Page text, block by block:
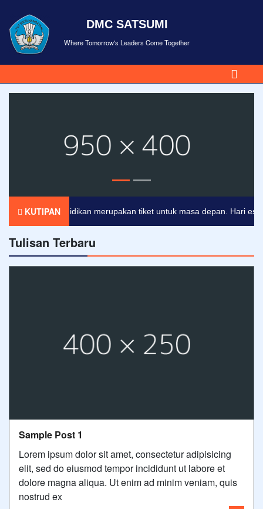
DMC SATSUMI
Where Tomorrow's Leaders Come Together
KUTIPAN
Pendidikan merupakan tiket untuk masa depan. Hari esok
Tulisan Terbaru
Sample Post 1
Lorem ipsum dolor sit amet, consectetur adipisicing
elit, sed do eiusmod tempor incididunt ut labore et
dolore magna aliqua. Ut enim ad minim veniam, quis
nostrud ex